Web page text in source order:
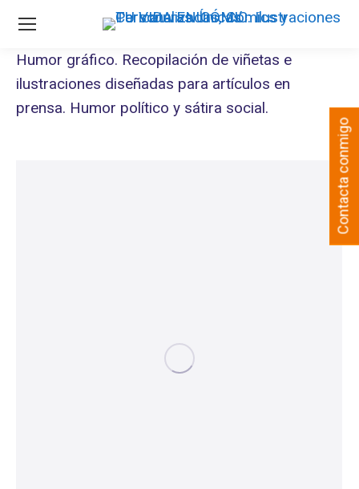
Humor gráfico. Recopilación de viñetas e
ilustraciones diseñadas para artículos en
prensa. Humor político y sátira social.
Contacta conmigo